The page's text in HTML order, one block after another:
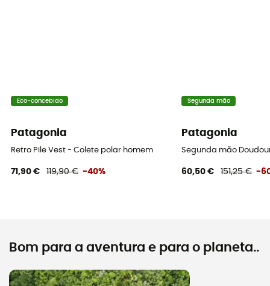
Eco-concebido
Patagonia
Retro Pile Vest - Colete polar homem
71,90 € 119,90 € -40%
Segunda mão
Patagonia
Segunda mão
60,50 € 151,25 € -
Bom para a aventura e para o planeta..